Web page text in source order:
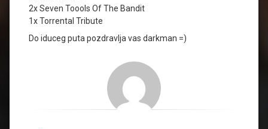
2x Seven Toools Of The Bandit
1x Torrental Tribute
Do iduceg puta pozdravlja vas darkman =)